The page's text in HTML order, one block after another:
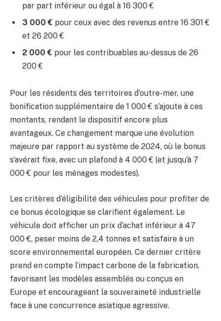
par part inférieur ou égal à 16 300 €
3 000 € pour ceux avec des revenus entre 16 301 €
et 26 200 €
2 000 € pour les contribuables au-dessus de 26
200 €
Pour les résidents des territoires d’outre-mer, une
bonification supplémentaire de 1 000 € s’ajoute à ces
montants, rendant le dispositif encore plus
avantageux. Ce changement marque une évolution
majeure par rapport au système de 2024, où le bonus
s’avérait fixe, avec un plafond à 4 000 € (et jusqu’à 7
000 € pour les ménages modestes).
Les critères d’éligibilité des véhicules pour profiter de
ce bonus écologique se clarifient également. Le
véhicule doit afficher un prix d’achat inférieur à 47
000 €, peser moins de 2,4 tonnes et satisfaire à un
score environnemental européen. Ce dernier critère
prend en compte l’impact carbone de la fabrication,
favorisant les modèles assemblés ou conçus en
Europe et encourageant la souveraineté industrielle
face à une concurrence asiatique agressive.